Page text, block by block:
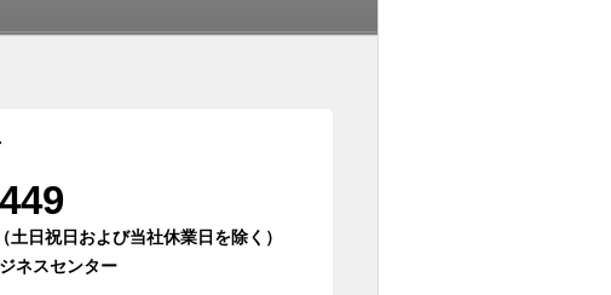
日祝日および当社休業日を除く）
ネスセンター